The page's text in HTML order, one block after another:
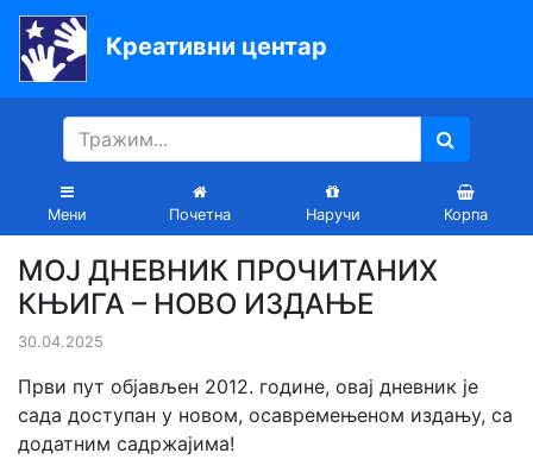
Креативни центар
Мени Почетна Наручи Корпа
Почетна
Књиге
Уџбеници
вртиће
Лектира
Акције
Блог
МОЈ ДНЕВНИК ПРОЧИТАНИХ
КЊИГА – НОВО ИЗДАЊЕ
30.04.2025
Први пут објављен 2012. године, овај дневник је
сада доступан у новом, осавремењеном издању, са
додатним садржајима!